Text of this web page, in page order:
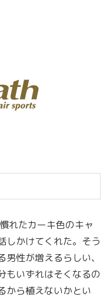
れたカーキ色のキャ
しかけてくれた。そう
性が増えるらしい、
もいずれはそくなるの
から植えないかとい